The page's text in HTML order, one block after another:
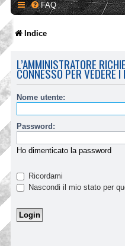
FAQ
Indice
L’AMMINISTRATORE
CONNESSO PER VEDERE
Nome utente:
Password:
Ho dimenticato la password
Ricordami
Nascondi il mio stato per